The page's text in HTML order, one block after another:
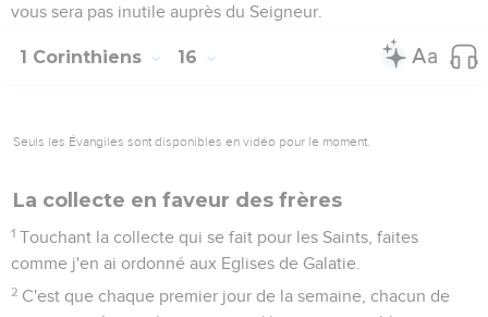
vous sera pas inutile auprès du Seigneur.
1 Corinthiens 16
Seuls les Évangiles sont disponibles en vidéo pour le moment.
La collecte en faveur des frères
1 Touchant la collecte qui se fait pour les Saints, faites
comme j'en ai ordonné aux Eglises de Galatie.
2 C'est que chaque premier jour de la semaine, chacun de